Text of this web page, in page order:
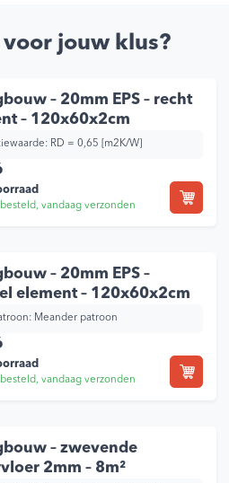
jouw klus?
– 20mm EPS – recht
– 120x60x2cm
RD = 0,65 [m2K/W]
vandaag verzonden
– 20mm EPS –
element – 120x60x2cm
Meander patroon
vandaag verzonden
– zwevende
2mm – 8m²